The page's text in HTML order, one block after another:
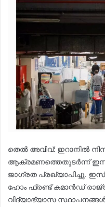
തെല്‍ അവീവ്: ഇറാനിൽ
ആക്രമണത്തെതുടര്‍ന്ന്
ജാഗ്രത പ്രഖ്യാപിച്ചു.
ഹോം ഫ്രണ്ട് കമാൻഡ്
വിദ്യാഭ്യാസ